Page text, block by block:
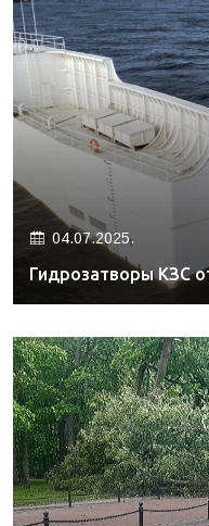
04.07.2025.
Гидрозатворы КЗС